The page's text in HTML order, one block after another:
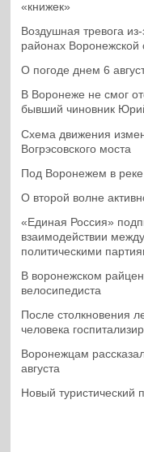
«книжек»
Воздушная тревога
районах Воронежской
О погоде днем 6
В Воронеже не смог
бывший чиновник
Схема движения
Вогрэсовского моста
Под Воронежем в
О второй волне
«Единая Россия»
взаимодействии
политическими
В воронежском
велосипедиста
После столкновения
человека
Воронежцам
августа
Новый туристический